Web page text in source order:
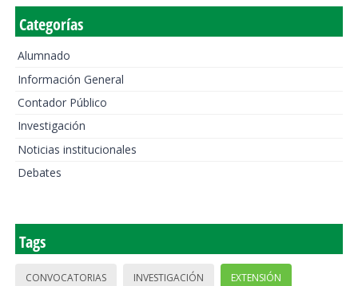
Categorías
Alumnado
Información General
Contador Público
Investigación
Noticias institucionales
Debates
Tags
CONVOCATORIAS INVESTIGACIÓN EXTENSIÓN